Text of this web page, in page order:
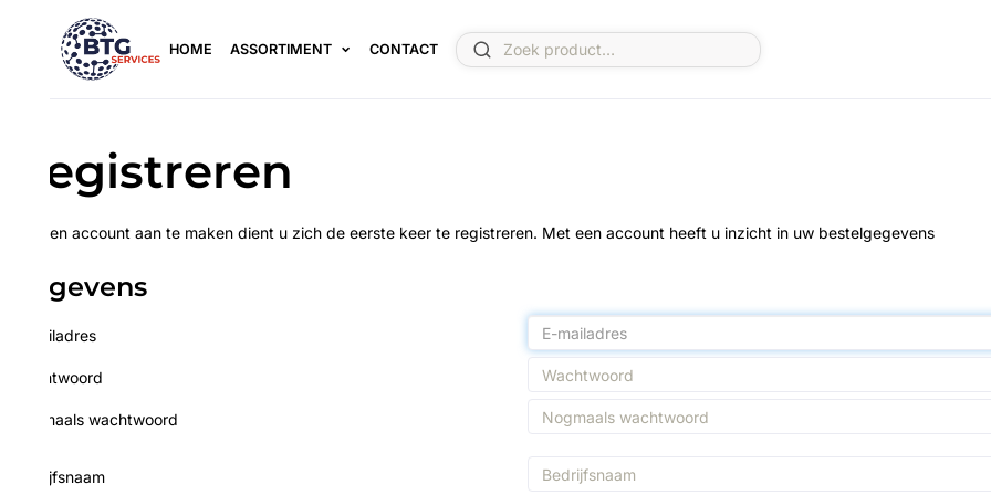
HOME ASSORTIMENT CONTACT
account aan te maken dient u zich de eerste keer te registreren. Met een account heeft u inzicht in uw bestelgegevens
wachtwoord